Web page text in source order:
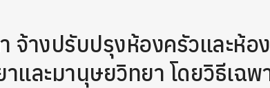
จ้างปรับปรุงห้องครัวและห้อ
ละมานุษยวิทยา โดยวิธีเฉพา